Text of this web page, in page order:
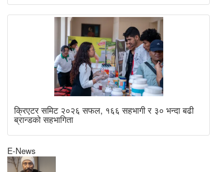
क्रिएटर समिट २०२६ सफल, १६६ सहभागी र ३० भन्दा बढी
ब्रान्डको सहभागिता
E-News